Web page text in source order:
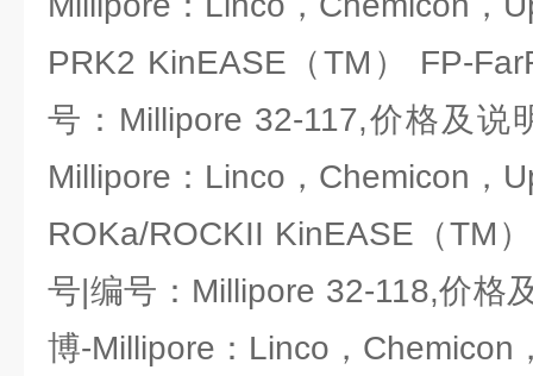
PRK2 KinEASE（TM） FP-
号：Millipore 32-117,价格及说
Millipore：Linco，Chemicon，
ROKa/ROCKII KinEASE（TM
号|编号：Millipore 32-118,价格
博-Millipore：Linco，Chemicon